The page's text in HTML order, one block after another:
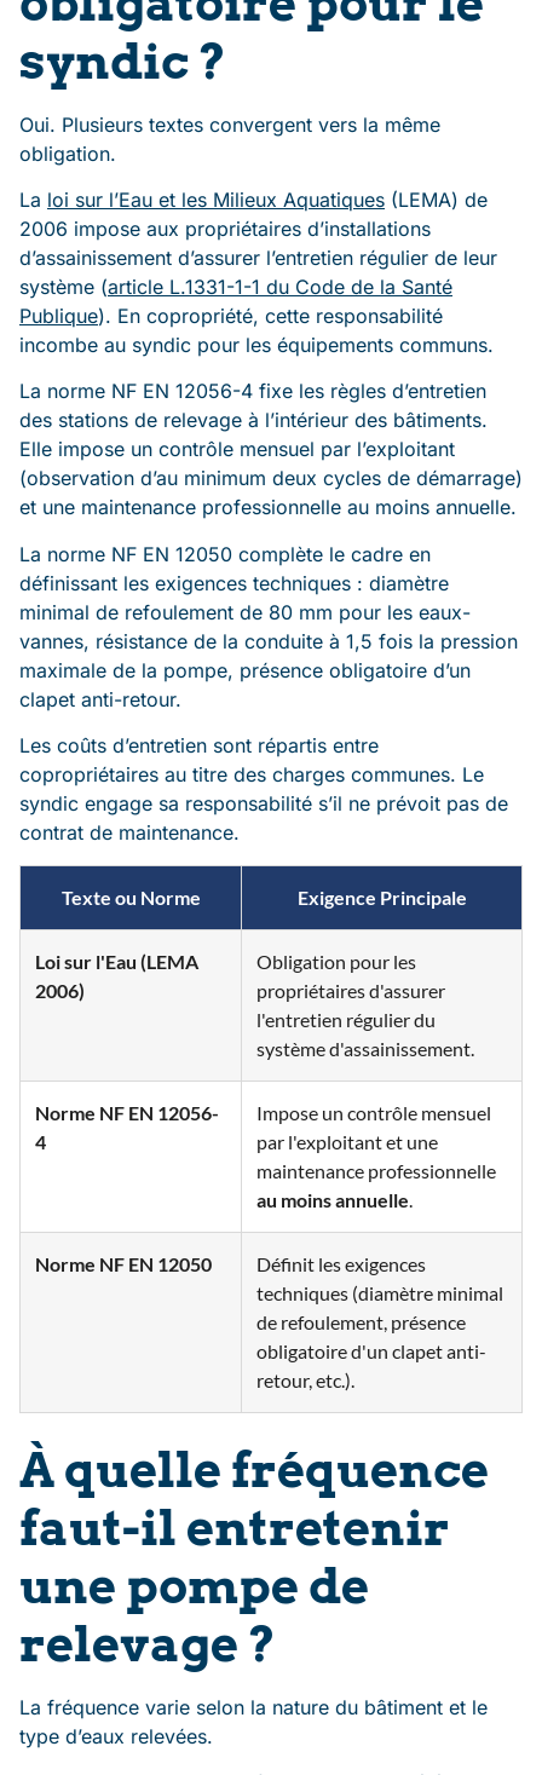
syndic ?
Oui. Plusieurs textes convergent vers la même
obligation.
La loi sur l’Eau et les Milieux Aquatiques (LEMA) de
2006 impose aux propriétaires d’installations
d’assainissement d’assurer l’entretien régulier de leur
système (article L.1331-1-1 du Code de la Santé
Publique). En copropriété, cette responsabilité
incombe au syndic pour les équipements communs.
La norme NF EN 12056-4 fixe les règles d’entretien
des stations de relevage à l’intérieur des bâtiments.
Elle impose un contrôle mensuel par l’exploitant
(observation d’au minimum deux cycles de démarrage)
et une maintenance professionnelle au moins annuelle.
La norme NF EN 12050 complète le cadre en
définissant les exigences techniques : diamètre
minimal de refoulement de 80 mm pour les eaux-
vannes, résistance de la conduite à 1,5 fois la pression
maximale de la pompe, présence obligatoire d’un
clapet anti-retour.
Les coûts d’entretien sont répartis entre
copropriétaires au titre des charges communes. Le
syndic engage sa responsabilité s’il ne prévoit pas de
contrat de maintenance.
Texte ou Norme Exigence Principale
Loi sur l'Eau (LEMA
2006)
Obligation pour les
propriétaires d'assurer
l'entretien régulier du
système d'assainissement.
Norme NF EN 12056-
4
Impose un contrôle mensuel
par l'exploitant et une
maintenance professionnelle
au moins annuelle
Norme NF EN 12050
Définit les exigences
techniques (diamètre minimal
de refoulement, présence
obligatoire d'un clapet anti-
retour, etc.).
À quelle fréquence
faut-il entretenir
une pompe de
relevage ?
La fréquence varie selon la nature du bâtiment et le
type d’eaux relevées.